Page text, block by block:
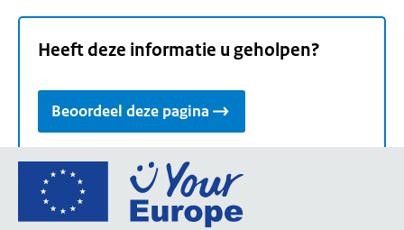
Heeft deze informatie u geholpen?
Beoordeel deze pagina
Ga
de